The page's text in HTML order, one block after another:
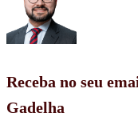
Receba no seu
Gadelha